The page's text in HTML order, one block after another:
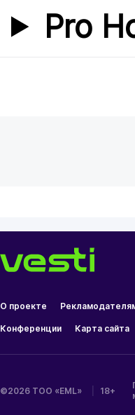
Pro
О проекте
Конференции Карта сайта
©2026 ТОО «EML» 18+